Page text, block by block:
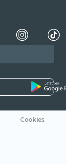
Cookies